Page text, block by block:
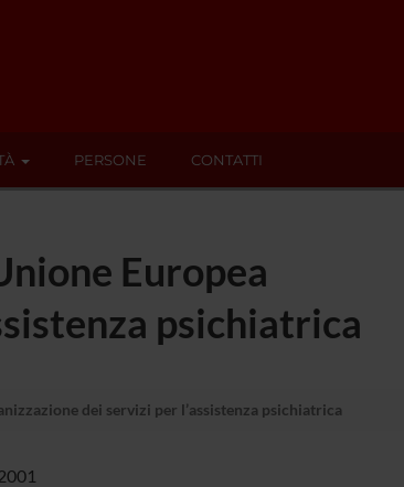
PERSONE CONTATTI
Europea
psichiatrica
dei servizi per l’assistenza psichiatrica